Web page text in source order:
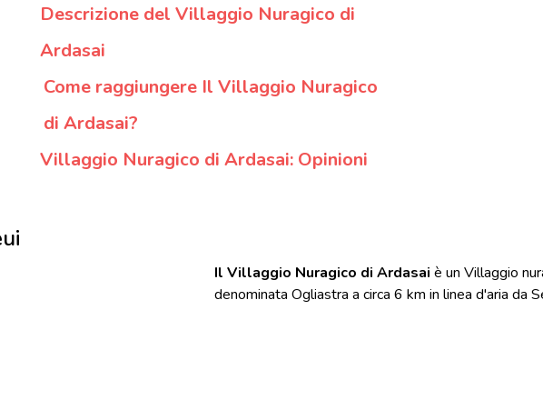
Descrizione del Villaggio Nuragico di
Ardasai
Come raggiungere Il Villaggio Nuragico
di Ardasai?
Villaggio Nuragico di Ardasai: Opinioni
Il Villaggio Nuragico di Ardasai è un Villaggio
denominata Ogliastra a circa 6 km in linea d'aria da